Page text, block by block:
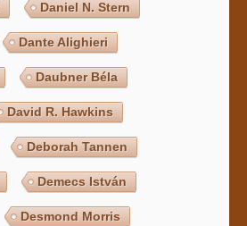
Daniel N. Stern
Dante Alighieri
Daubner Béla
David R. Hawkins
Deborah Tannen
Demecs István
Desmond Morris